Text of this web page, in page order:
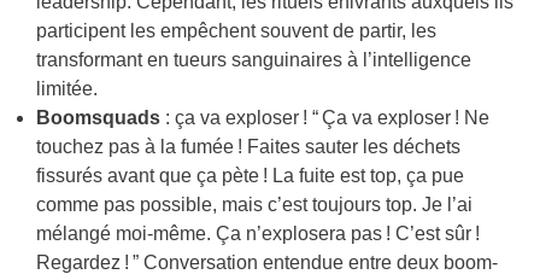
participent les empêchent souvent de partir, les
transformant en tueurs sanguinaires à l’intelligence
limitée.
Boomsquads : ça va exploser ! “ Ça va exploser ! Ne
touchez pas à la fumée ! Faites sauter les déchets
fissurés avant que ça pète ! La fuite est top, ça pue
comme pas possible, mais c’est toujours top. Je l’ai
mélangé moi-même. Ça n’explosera pas ! C’est sûr !
Regardez ! ” Conversation entendue entre deux boom-